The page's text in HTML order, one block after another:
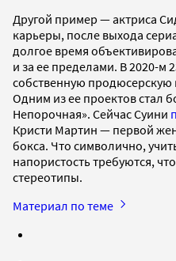
Другой пример — актриса
карьеры, после выхода
долгое время
и за ее пределами. В 2020-м
собственную
Одним из ее проектов стал
Непорочная». Сейчас Суини
Кристи Мартин — первой
бокса. Что символично,
напористость требуются,
стереотипы.
Материал по теме